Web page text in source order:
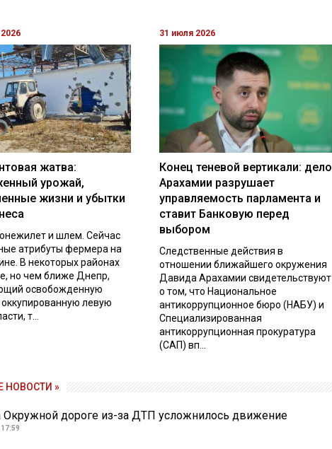
2026
жатва:
урожай,
жизни и убытки
и шлем. Сейчас
атрибуты фермера на
В некоторых районах
но чем ближе Днепр,
освобожденную
левую
т...
31 июля 2026
Конец теневой вертикали: дело
Арахамии разрушает
управляемость парламента и
ставит Банковую перед
выбором
Следственные действия в
отношении ближайшего окружения
Давида Арахамии свидетельствуют
о том, что Национальное
антикоррупционное бюро (НАБУ) и
Специализированная
антикоррупционная прокуратура
(САП) вп...
НОВОСТИ »
Окружной дороге из-за ДТП усложнилось движение
17:59